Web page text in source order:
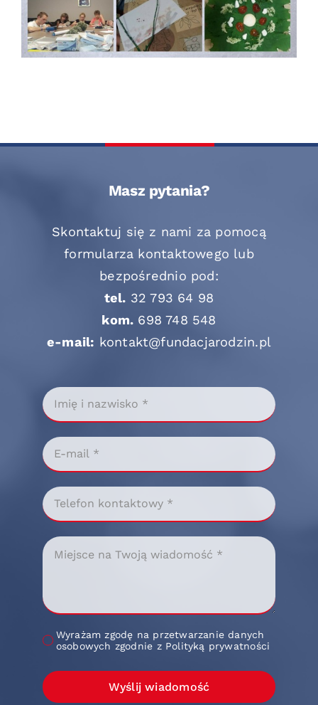
Masz pytania?
Skontaktuj się z nami za pomocą
formularza kontaktowego lub
bezpośrednio pod:
tel. 32 793 64 98
kom. 698 748 548
e-mail: kontakt@fundacjarodzin.pl
Wyrażam zgodę na przetwarzanie danych
osobowych zgodnie z Polityką prywatności
Wyślij wiadomość